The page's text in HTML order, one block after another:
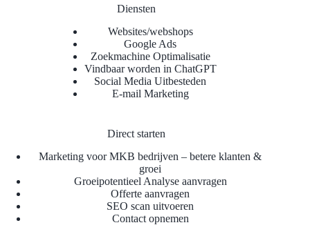
Diensten
Websites/webshops
Google Ads
Zoekmachine Optimalisatie
Vindbaar worden in ChatGPT
Social Media Uitbesteden
E-mail Marketing
Direct starten
Marketing voor MKB bedrijven – betere klanten &
groei
Groeipotentieel Analyse aanvragen
Offerte aanvragen
SEO scan uitvoeren
Contact opnemen